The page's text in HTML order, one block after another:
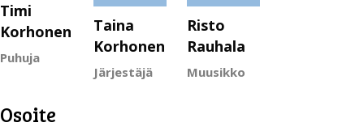
Timi
Korhonen
Puhuja
Taina
Korhonen
Järjestäjä
Risto
Rauhala
Muusikko
Osoite